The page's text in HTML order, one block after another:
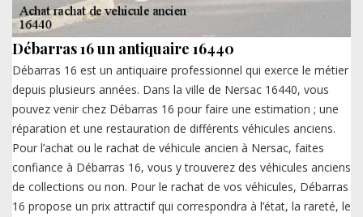
Débarras 16 un antiquaire 16440
Débarras 16 est un antiquaire professionnel qui exerce le métier
depuis plusieurs années. Dans la ville de Nersac 16440, vous
pouvez venir chez Débarras 16 pour faire une estimation ; une
réparation et une restauration de différents véhicules anciens.
Pour l’achat ou le rachat de véhicule ancien à Nersac, faites
confiance à Débarras 16, vous y trouverez des véhicules anciens
de collections ou non. Pour le rachat de vos véhicules, Débarras
16 propose un prix attractif qui correspondra à l’état, la rareté, le